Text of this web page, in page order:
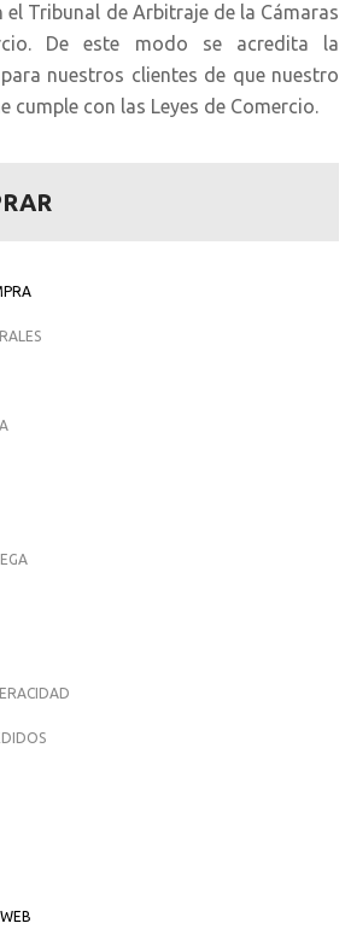
el Tribunal de Arbitraje de la Cámaras
De este modo se acredita la
nuestros clientes de que nuestro
cumple con las Leyes de Comercio.